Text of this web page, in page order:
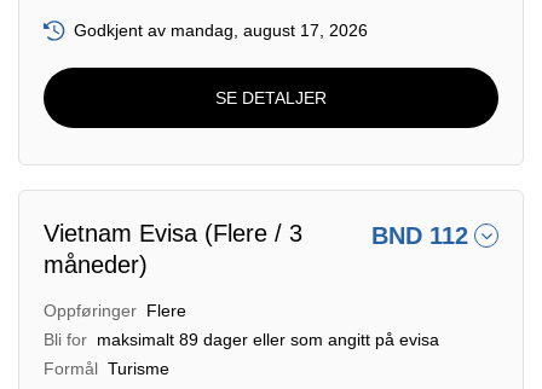
Godkjent av mandag, august 17, 2026
SE DETALJER
Vietnam Evisa (Flere / 3
måneder)
BND 112
Oppføringer Flere
Bli for maksimalt 89 dager eller som angitt på evisa
Formål Turisme